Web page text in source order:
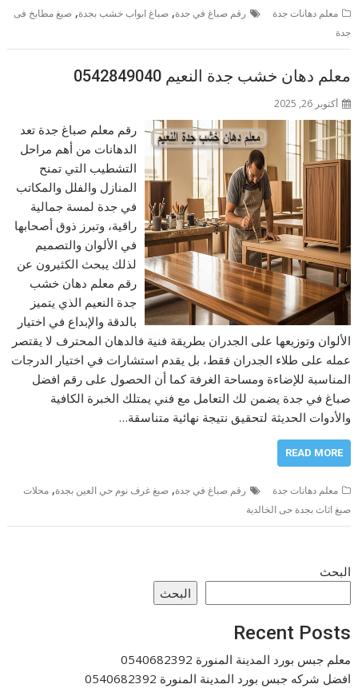
معلم دهانات جدة رقم صباغ في جدة,صباغ ابواب خشب بجدة,صبغ مطابخ فى
جدة
معلم دهان خشب جدة النعيم 0542849040
أكتوبر 26, 2025
رقم معلم صباغ جدة تعد
الدهانات من أهم مراحل
التشطيب التي تمنح
المنازل والفلل والمكاتب
في جدة لمسة جمالية
راقية، وتبرز ذوق أصحابها
في الألوان والتصميم
لذلك يبحث الكثيرون عن
رقم معلم دهان خشب
جدة النعيم الذي يتميز
بالدقة والإبداع في اختيار
الألوان وتوزيعها على الجدران بطريقة فنية فالدهان المحترف لا يقتصر
عمله على طلاء الجدران فقط، بل يقدم استشارات في اختيار الدرجات
المناسبة للإضاءة ومساحة الغرفة كما أن الحصول على رقم افضل
صباغ في جدة يضمن لك التعامل مع فني يمتلك الخبرة الكافية
والأدوات الحديثة لتحقيق نتيجة نهائية متناسقة…
READ MORE
معلم دهانات جدة رقم صباغ في جدة,صبغ غرف نوم حي العين بجدة,محلات
صبغ اثاث بجدة حى الخالدية
البحث
البحث
Recent Posts
معلم جبس بورد المدينة المنورة 0540682392
افضل شركه جبس بورد المدينة المنورة 0540682392